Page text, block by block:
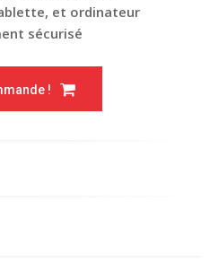
et ordinateur
sécurisé
!